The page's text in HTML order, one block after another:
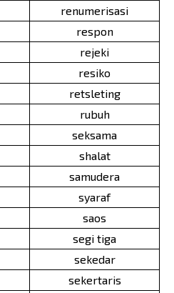
renumerisasi
respon
rejeki
resiko
retsleting
rubuh
seksama
shalat
samudera
syaraf
saos
segi tiga
sekedar
sekertaris